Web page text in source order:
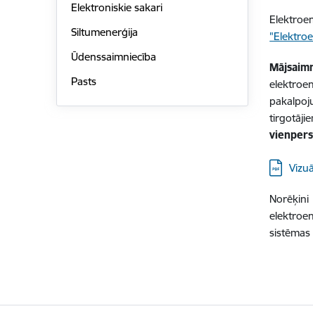
Elektroniskie sakari
Siltumenerģija
Ūdenssaimniecība
Pasts